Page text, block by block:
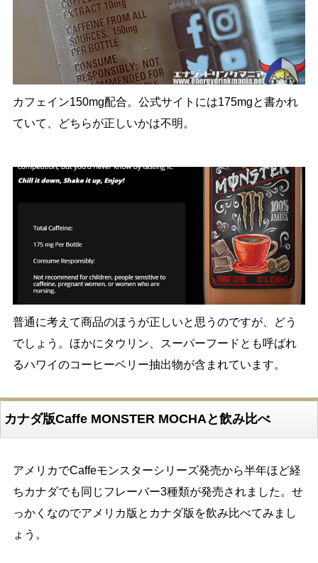
カフェイン150mg配合。公式サイトには175mgと書かれ
ていて、どちらが正しいかは不明。
普通に考えて商品のほうが正しいと思うのですが、どう
でしょう。ほかにタウリン、スーパーフードとも呼ばれ
るハワイのコーヒーベリー抽出物が含まれています。
カナダ版Caffe MONSTER MOCHAと飲み比べ
アメリカでCaffeモンスターシリーズ発売から半年ほど経
ちカナダでも同じフレーバー3種類が発売されました。せ
っかくなのでアメリカ版とカナダ版を飲み比べてみまし
ょう。